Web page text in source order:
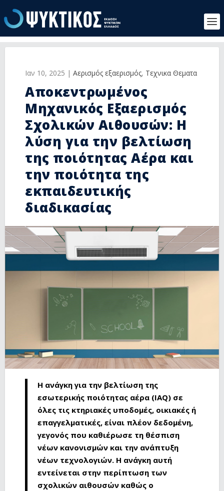
Αποκεντρωμένος
Μηχανικός Εξαερισμός
Σχολικών Αιθουσών: Η
λύση για την βελτίωση
της ποιότητας Αέρα και
την ποιότητα της
εκπαιδευτικής
διαδικασίας
Ιαν 10, 2025 | Αερισμός εξαερισμός, Τεχνικα Θεματα
Η ανάγκη για την βελτίωση της
εσωτερικής ποιότητας αέρα (IAQ) σε
όλες τις κτηριακές υποδομές, οικιακές ή
επαγγελματικές, είναι πλέον δεδομένη,
γεγονός που καθιέρωσε τη θέσπιση
νέων κανονισμών και την ανάπτυξη
νέων τεχνολογιών. Η ανάγκη αυτή
εντείνεται στην περίπτωση των
σχολικών αιθουσών καθώς ο